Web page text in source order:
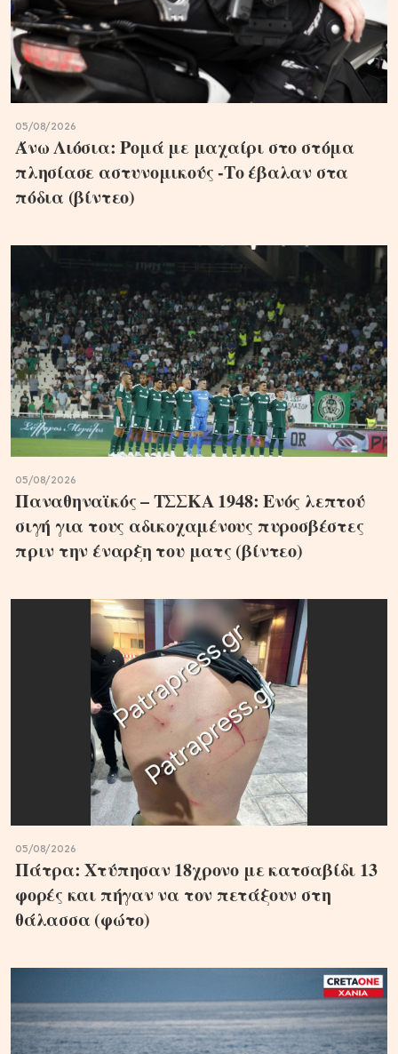
05/08/2026
Άνω Λιόσια: Ρομά με μαχαίρι στο στόμα
πλησίασε αστυνομικούς -Το έβαλαν στα
πόδια (βίντεο)
05/08/2026
Παναθηναϊκός – ΤΣΣΚΑ 1948: Ενός λεπτού
σιγή για τους αδικοχαμένους πυροσβέστες
πριν την έναρξη του ματς (βίντεο)
05/08/2026
Πάτρα: Χτύπησαν 18χρονο με κατσαβίδι 13
φορές και πήγαν να τον πετάξουν στη
θάλασσα (φώτο)